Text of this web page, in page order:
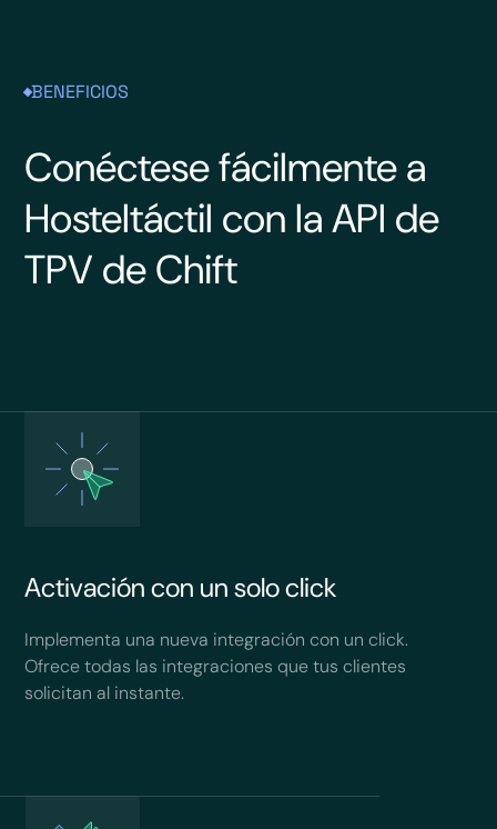
BENEFICIOS
Conéctese fácilmente a
Hosteltáctil con la API de
TPV de Chift
Activación con un solo click
Implementa una nueva integración con un click.
Ofrece todas las integraciones que tus clientes
solicitan al instante.